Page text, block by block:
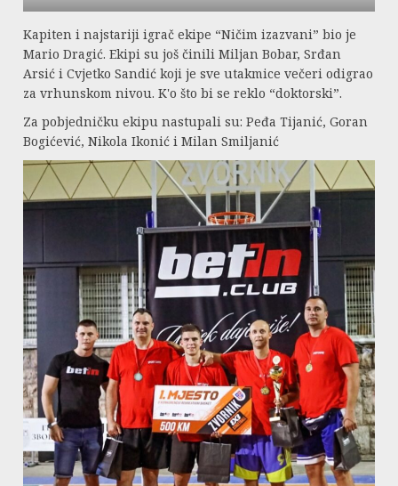
Kapiten i najstariji igrač ekipe “Ničim izazvani” bio je
Mario Dragić. Ekipi su još činili Miljan Bobar, Srđan
Arsić i Cvjetko Sandić koji je sve utakmice večeri odigrao
za vrhunskom nivou. K'o što bi se reklo “doktorski”.
Za pobjedničku ekipu nastupali su: Peđa Tijanić, Goran
Bogićević, Nikola Ikonić i Milan Smiljanić